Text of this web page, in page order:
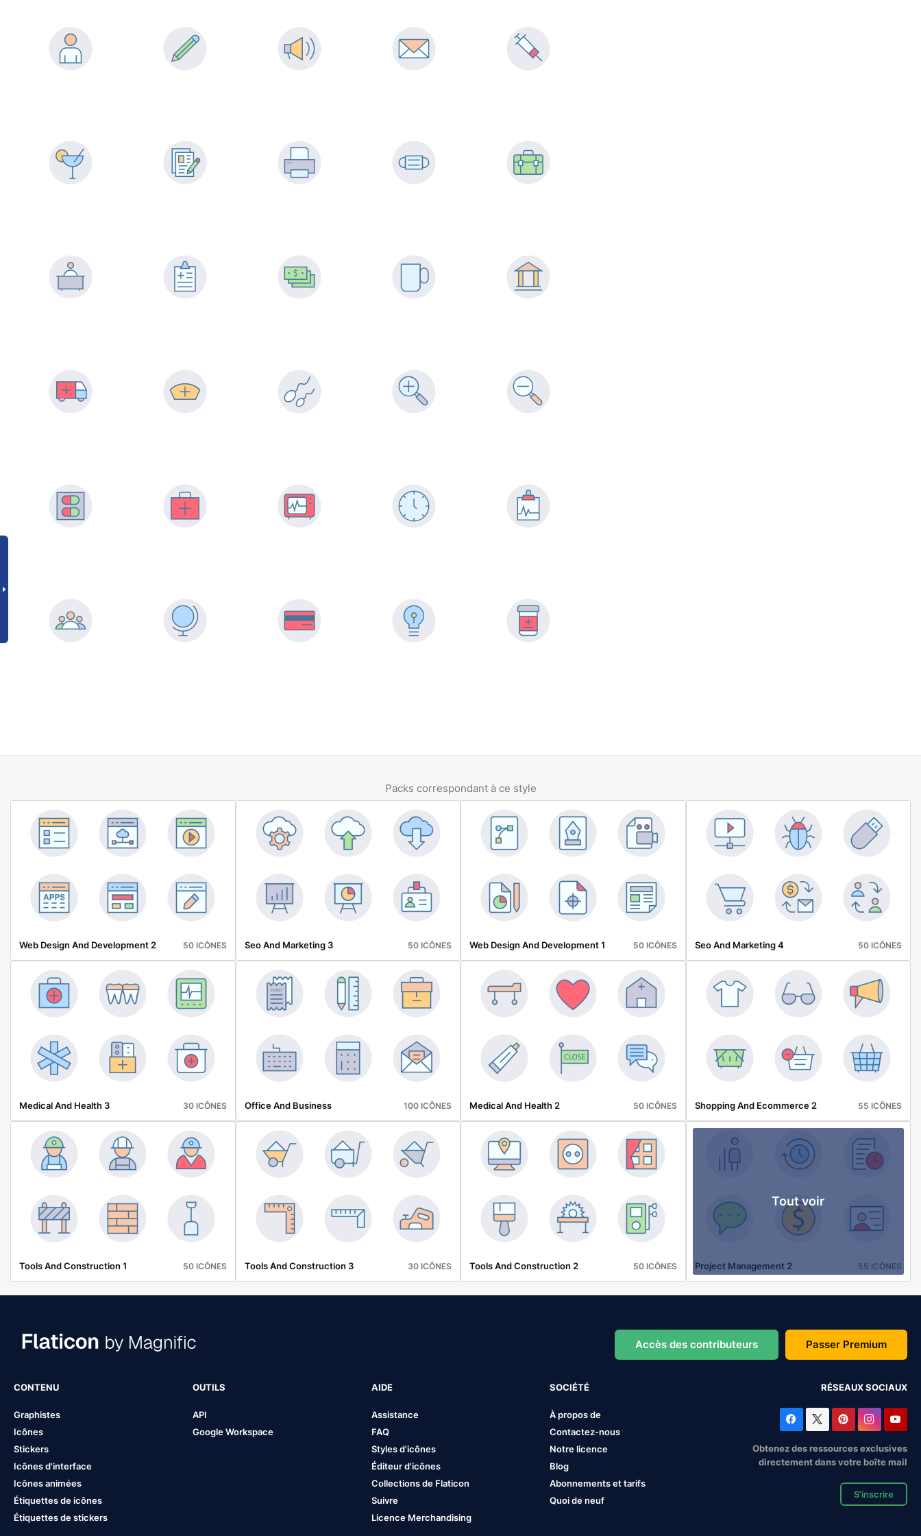
Packs correspondant à ce style
Web Design And Development 2 50 ICÔNES Seo And Marketing 3 50 ICÔNES Web Design And Development 1 50 ICÔNES Seo And Marketing 4 50 ICÔNES
Medical And Health 3 30 ICÔNES Office And Business 100 ICÔNES Medical And Health 2 50 ICÔNES Shopping And Ecommerce 2 55 ICÔNES
Tools And Construction 1 50 ICÔNES Tools And Construction 3 30 ICÔNES Tools And Construction 2 50 ICÔNES
Tout voir
Project Management 2 55 ICÔNES
Accès des contributeurs Passer Premium
CONTENU
Graphistes
Icônes
Stickers
Icônes d'interface
Icônes animées
Étiquettes de icônes
Étiquettes de stickers
OUTILS
API
Google Workspace
AIDE
Assistance
FAQ
Styles d'icônes
Éditeur d'icônes
Collections de Flaticon
Suivre
Licence Merchandising
SOCIÉTÉ
À propos de
Contactez-nous
Notre licence
Blog
Abonnements et tarifs
Quoi de neuf
RÉSEAUX SOCIAUX
Obtenez des ressources exclusives
directement dans votre boîte mail
S'inscrire